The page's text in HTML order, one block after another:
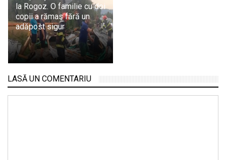
la Rogoz. O familie cu doi
copii a rămas fără un
adăpost sigur
LASĂ UN COMENTARIU